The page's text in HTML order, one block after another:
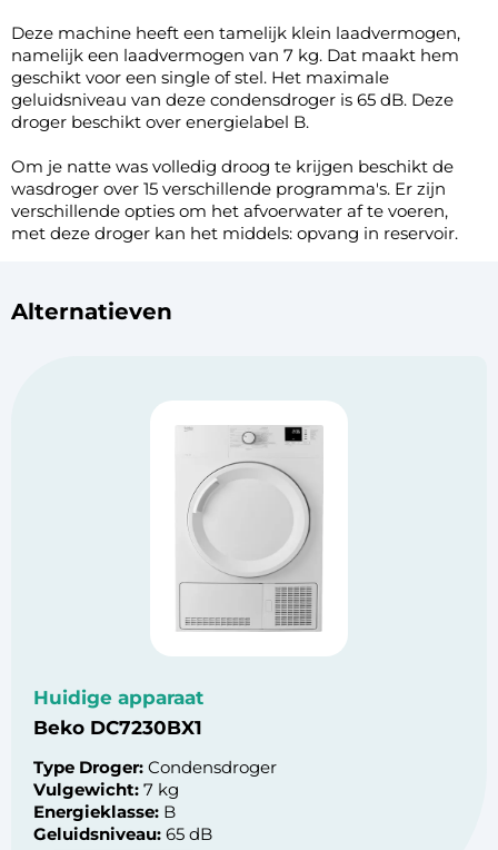
Deze machine heeft een tamelijk klein laadvermogen,
namelijk een laadvermogen van 7 kg. Dat maakt hem
geschikt voor een single of stel. Het maximale
geluidsniveau van deze condensdroger is 65 dB. Deze
droger beschikt over energielabel B.
Om je natte was volledig droog te krijgen beschikt de
wasdroger over 15 verschillende programma's. Er zijn
verschillende opties om het afvoerwater af te voeren,
met deze droger kan het middels: opvang in reservoir.
Alternatieven
Huidige apparaat
Beko DC7230BX1
Type Droger: Condensdroger
Vulgewicht: 7 kg
Energieklasse: B
Geluidsniveau: 65 dB